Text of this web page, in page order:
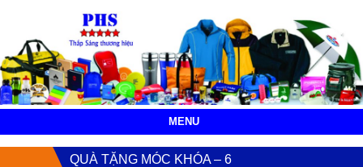
MENU
QUÀ TẶNG MÓC KHÓA – 6